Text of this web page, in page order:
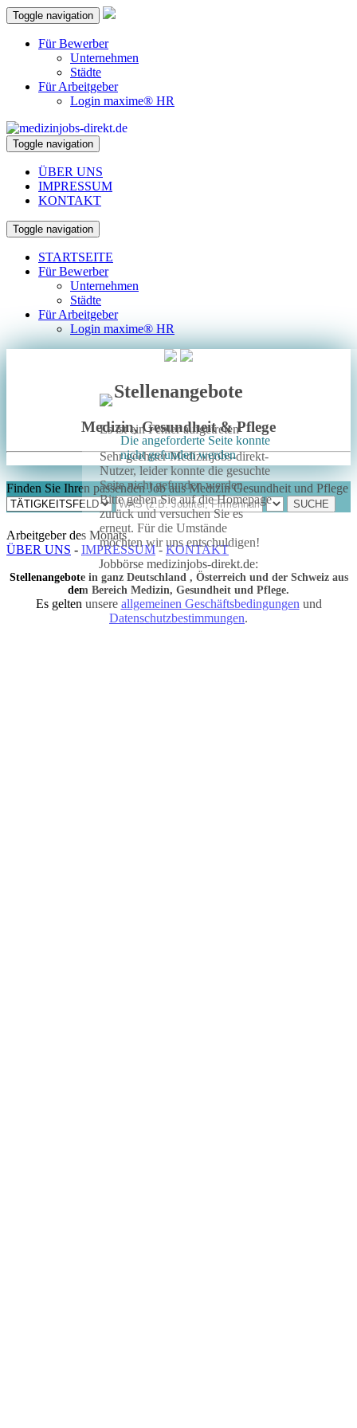
Toggle navigation
Für Bewerber
Unternehmen
Städte
Für Arbeitgeber
Login maxime® HR
Toggle navigation
ÜBER UNS
IMPRESSUM
KONTAKT
Toggle navigation
STARTSEITE
Für Bewerber
Unternehmen
Städte
Für Arbeitgeber
Login maxime® HR
Stellenangebote
Medizin, Gesundheit & Pflege
Die angeforderte Seite konnte
nicht gefunden werden
Es ist ein Fehler aufgetreten
Sehr geehrter Medizinjobs-direkt-
Nutzer, leider konnte die gesuchte
Seite nicht gefunden werden.
Bitte gehen Sie auf die Homepage
zurück und versuchen Sie es
erneut. Für die Umstände
möchten wir uns entschuldigen!
Finden Sie Ihren passenden Job aus Medizin Gesundheit und Pflege
Arbeitgeber des Monats
ÜBER UNS - IMPRESSUM- KONTAKT
Jobbörse medizinjobs-direkt.de:
Stellenangebote in ganz Deutschland , Österreich und der Schweiz aus
dem Bereich Medizin, Gesundheit und Pflege.
Es gelten unsere allgemeinen Geschäftsbedingungen und
Datenschutzbestimmungen.